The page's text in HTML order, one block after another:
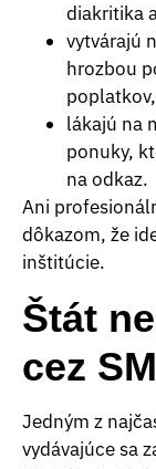
diakritika
vytvárajú
hrozbou
poplatkov,
lákajú na
ponuky,
na odkaz.
Ani
dôkazom, že
inštitúcie.
Štát
cez
Jedným z
vydávajúce sa